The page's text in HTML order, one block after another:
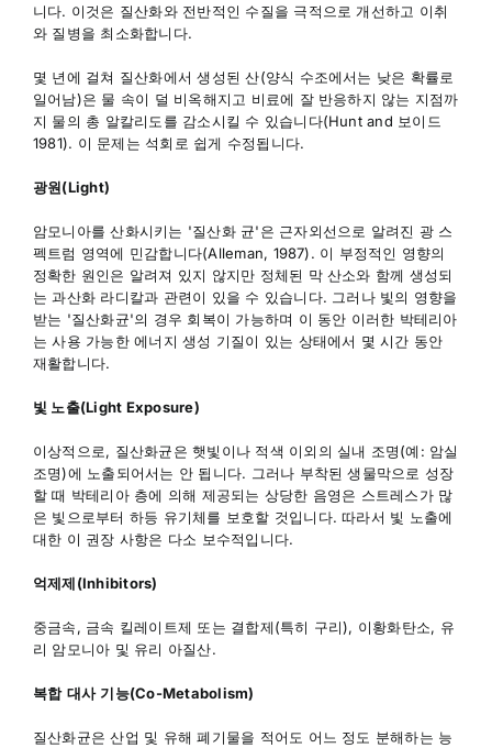
니다. 이것은 질산화와 전반적인 수질을 극적으로 개선하고 이취
와 질병을 최소화합니다.
몇 년에 걸쳐 질산화에서 생성된 산(양식 수조에서는 낮은 확률로
일어남)은 물 속이 덜 비옥해지고 비료에 잘 반응하지 않는 지점까
지 물의 총 알칼리도를 감소시킬 수 있습니다(Hunt and 보이드
1981). 이 문제는 석회로 쉽게 수정됩니다.
광원(Light)
암모니아를 산화시키는 '질산화 균'은 근자외선으로 알려진 광 스
펙트럼 영역에 민감합니다(Alleman, 1987). 이 부정적인 영향의
정확한 원인은 알려져 있지 않지만 정체된 막 산소와 함께 생성되
는 과산화 라디칼과 관련이 있을 수 있습니다. 그러나 빛의 영향을
받는 '질산화균'의 경우 회복이 가능하며 이 동안 이러한 박테리아
는 사용 가능한 에너지 생성 기질이 있는 상태에서 몇 시간 동안
재활합니다.
빛 노출(Light Exposure)
이상적으로, 질산화균은 햇빛이나 적색 이외의 실내 조명(예: 암실
조명)에 노출되어서는 안 됩니다. 그러나 부착된 생물막으로 성장
할 때 박테리아 층에 의해 제공되는 상당한 음영은 스트레스가 많
은 빛으로부터 하등 유기체를 보호할 것입니다. 따라서 빛 노출에
대한 이 권장 사항은 다소 보수적입니다.
억제제(Inhibitors)
중금속, 금속 킬레이트제 또는 결합제(특히 구리), 이황화탄소, 유
리 암모니아 및 유리 아질산.
복합 대사 기능(Co-Metabolism)
질산화균은 산업 및 유해 폐기물을 적어도 어느 정도 분해하는 능